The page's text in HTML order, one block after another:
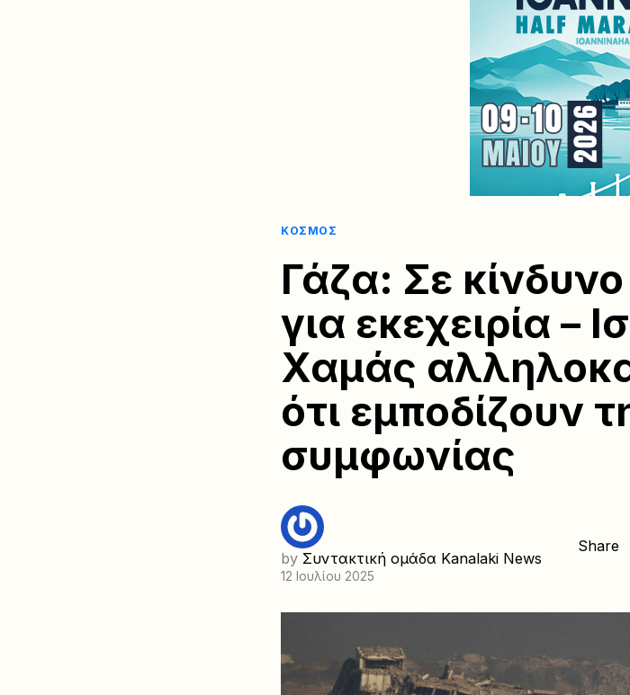
ΚΌΣΜΟΣ
Γάζα: Σε κίνδυνο
για εκεχειρία –
Χαμάς
ότι εμποδίζουν
συμφωνίας
by Συντακτική ομάδα Kanalaki News
12 Ιουλίου 2025
Share